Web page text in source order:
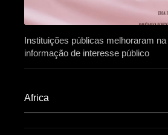
Instituições públicas melhoraram
informação de interesse público
Africa​